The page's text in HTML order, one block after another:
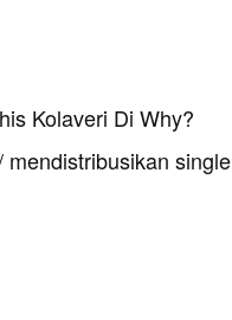
Kolaveri Di Why?
single